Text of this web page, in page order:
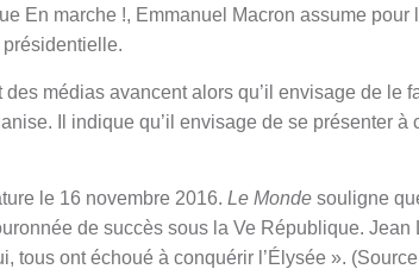
En marche !, Emmanuel Macron assume pour
médias avancent alors qu’il envisage de le
Il indique qu’il envisage de se présenter à
le 16 novembre 2016. Le Monde souligne
de succès sous la Ve République.
tous ont échoué à conquérir l’Élysée ».